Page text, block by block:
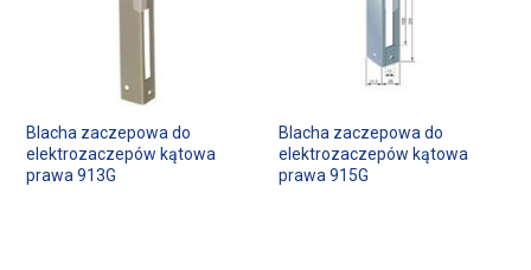
Blacha zaczepowa do
elektrozaczepów kątowa
prawa 913G
Blacha zaczepowa do
elektrozaczepów kątowa
prawa 915G